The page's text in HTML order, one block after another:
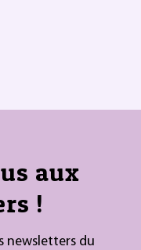
aux
!
newsletters du